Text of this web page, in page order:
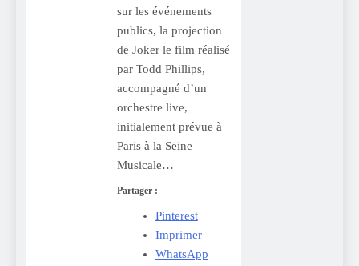
sur les événements
publics, la projection
de Joker le film réalisé
par Todd Phillips,
accompagné d’un
orchestre live,
initialement prévue à
Paris à la Seine
Musicale…
Partager :
Pinterest
Imprimer
WhatsApp